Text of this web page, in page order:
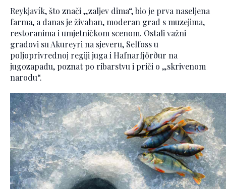
Reykjavík, što znači „zaljev dima“, bio je prva naseljena
farma, a danas je živahan, moderan grad s muzejima,
restoranima i umjetničkom scenom. Ostali važni
gradovi su Akureyri na sjeveru, Selfoss u
poljoprivrednoj regiji juga i Hafnarfjörður na
jugozapadu, poznat po ribarstvu i priči o „skrivenom
narodu“.